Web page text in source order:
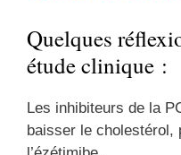
Quelques
étude clinique :
Les inhibiteurs de la
baisser le cholestérol,